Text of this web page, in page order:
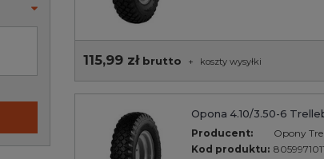
115,99 złbrutto + koszty wysyłki
Opona 4.10/3.50-6
Producent:
Opony
Kod produktu: